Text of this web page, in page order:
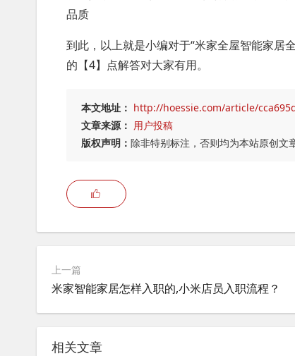
品质
到此，以上就是小编对于“米家全屋智能家居
的【4】点解答对大家有用。
本文地址： http://hoessie.com/article/
文章来源： 用户投稿
版权声明： 除非特别标注，否则均为本站原创文
上一篇
米家智能家居怎样入职的,小米店员入职流程？
相关文章